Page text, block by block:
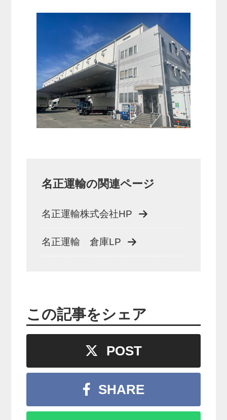
名正運輸の関連ページ
名正運輸株式会社HP
名正運輸 倉庫LP
この記事をシェア
POST
SHARE